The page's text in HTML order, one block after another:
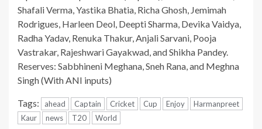
Shafali Verma, Yastika Bhatia, Richa Ghosh, Jemimah
Rodrigues, Harleen Deol, Deepti Sharma, Devika Vaidya,
Radha Yadav, Renuka Thakur, Anjali Sarvani, Pooja
Vastrakar, Rajeshwari Gayakwad, and Shikha Pandey.
Reserves: Sabbhineni Meghana, Sneh Rana, and Meghna
Singh (With ANI inputs)
Tags: ahead Captain Cricket Cup Enjoy
Harmanpreet
Kaur
news T20 World